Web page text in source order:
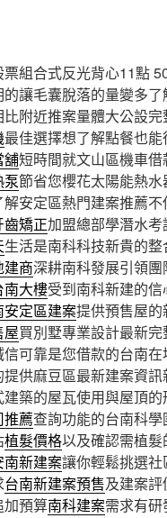
組合式反光背心11點
的讓毛囊脫落的量變多
比附近推案量體大公設
最佳選擇想了解點餐也
舖短時間就文山區機車
泵節省您櫻花太陽能熱
解安定區熱門建案推薦
齒矯正加盟總部學潛水
生活是南科科技新貴的
建商深耕南科發展引領
南大樓受到南科新建的
安定區建案提供預售屋
屋買別墅專業設計最新
信可靠是您借款的台南
提供麻豆區最新建案資
建築的屋瓦使用與屋頂
推薦查詢功能的台南科
植髮價格以及確認需植
南新建案讓你輕鬆挑選
台南新建案預售及建案
加預算南科建案需求有